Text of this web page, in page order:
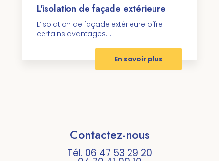
L'isolation de façade extérieure
L’isolation de façade extérieure offre
certains avantages....
En savoir plus
Contactez-nous
Tél. 06 47 53 29 20